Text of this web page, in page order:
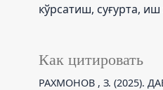
кўрсатиш, суғурта, иш
Как цитировать
РАХМОНОВ , З. (2025).